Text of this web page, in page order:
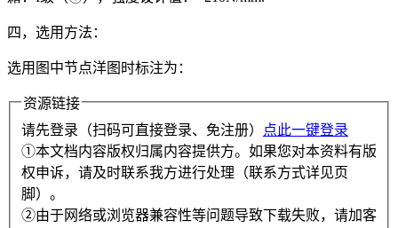
四，选用方法：
选用图中节点洋图时标注为：
资源链接
请先登录（扫码可直接登录、免注册）
点此一键登录
①本文档内容版权归属内容提供方。如果您对本资料有版
权申诉，请及时联系我方进行处理（联系方式详见页
脚）。
②由于网络或浏览器兼容性等问题导致下载失败，请加客